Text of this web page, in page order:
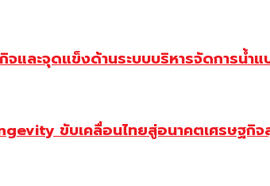
และจุดแข็งด้านระบบบริหารจัดการน้
ขับเคลื่อนไทยสู่อนาคตเศรษฐกิ